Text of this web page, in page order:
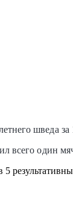
шведа
всего один